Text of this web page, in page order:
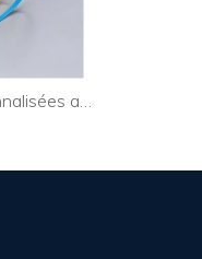
Attaches de câble personnalisées amovibles pour guirlandes lumineuses